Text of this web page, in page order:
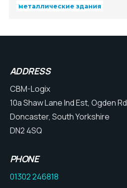
металлические здания
ADDRESS
CBM-Logix
10a Shaw Lane Ind Est, Ogden Rd
Doncaster, South Yorkshire
DN2 4SQ
PHONE
01302 246818